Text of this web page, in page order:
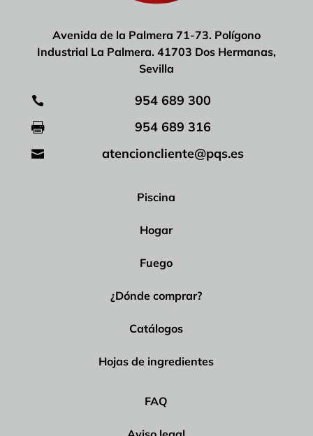
Avenida de la Palmera 71-73. Polígono
Industrial La Palmera. 41703 Dos Hermanas,
Sevilla
 954 689 300
 954 689 316
 atencioncliente@pqs.es
Piscina
Hogar
Fuego
¿Dónde comprar?
Catálogos
Hojas de ingredientes
FAQ